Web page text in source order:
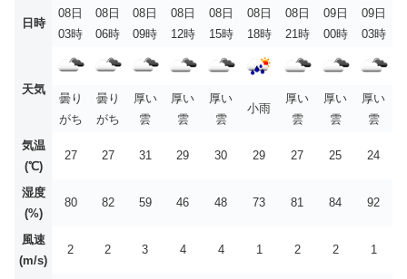
日時
08日
03時
08日
06時
08日
09時
08日
12時
08日
15時
08日
18時
08日
21時
09日
00時
09日
03時
天気
曇り
がち
曇り
がち
厚い
雲
厚い
雲
厚い
雲
小雨
厚い
雲
厚い
雲
厚い
雲
気温
(℃)
27 27 31 29 30 29 27 25 24
湿度
(%)
80 82 59 46 48 73 81 84 92
風速
(m/s)
2 2 3 4 4 1 2 2 1